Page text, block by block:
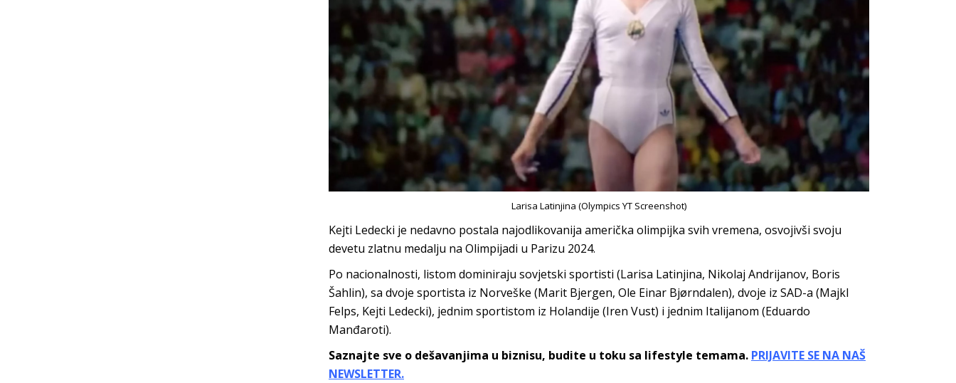
Larisa Latinjina (Olympics YT Screenshot)
Kejti Ledecki je nedavno postala najodlikovanija američka olimpijka svih vremena, osvojivši svoju
devetu zlatnu medalju na Olimpijadi u Parizu 2024.
Po nacionalnosti, listom dominiraju sovjetski sportisti (Larisa Latinjina, Nikolaj Andrijanov, Boris
Šahlin), sa dvoje sportista iz Norveške (Marit Bjergen, Ole Einar Bjørndalen), dvoje iz SAD-a (Majkl
Felps, Kejti Ledecki), jednim sportistom iz Holandije (Iren Vust) i jednim Italijanom (Eduardo
Manđaroti).
Saznajte sve o dešavanjima u biznisu, budite u toku sa lifestyle temama. PRIJAVITE SE NA NAŠ
NEWSLETTER.